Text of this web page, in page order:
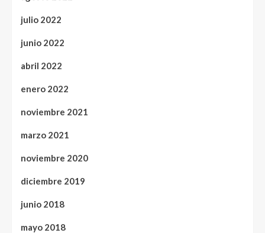
julio 2022
junio 2022
abril 2022
enero 2022
noviembre 2021
marzo 2021
noviembre 2020
diciembre 2019
junio 2018
mayo 2018